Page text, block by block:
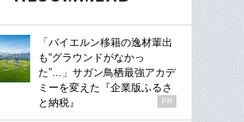
「バイエルン移籍の逸材輩出
も“グラウンドがなかっ
た”…」サガン鳥栖最強アカデ
ミーを変えた『企業版ふるさ
と納税』
PR